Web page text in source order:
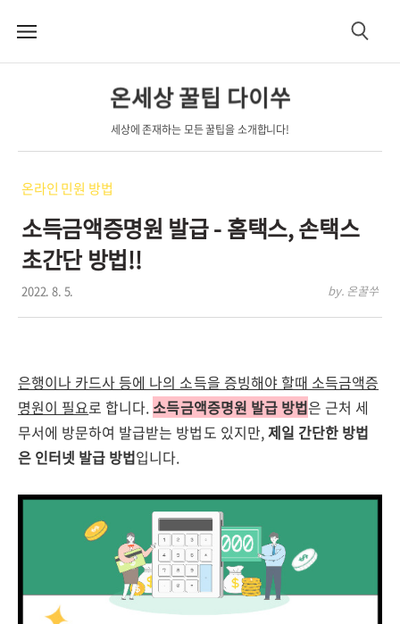
메
검
온세상 꿀팁 다이쑤
세상에 존재하는 모든 꿀팁을 소개합니다!
온라인 민원 방법
소득금액증명원 발급 - 홈택스, 손택스
초간단 방법!!
2022. 8. 5. by. 온꿀쑤
은행이나 카드사 등에 나의 소득을 증빙해야 할때 소득금액증
명원이 필요로 합니다.소득금액증명원 발급 방법은 근처 세
무서에 방문하여 발급받는 방법도 있지만,제일 간단한 방법
은 인터넷 발급 방법입니다.